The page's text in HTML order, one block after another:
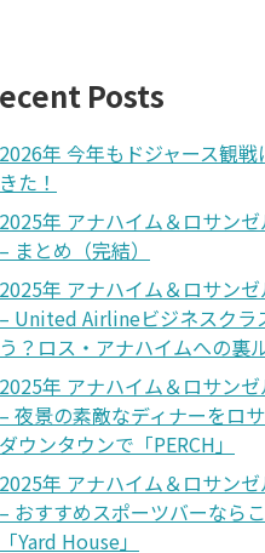
Posts
2026年 今年もドジャース観戦
きた！
2025年 アナハイム＆ロサン
– まとめ（完結）
2025年 アナハイム＆ロサン
– United Airlineビジネスクラ
う？ロス・アナハイムへの裏
2025年 アナハイム＆ロサン
– 夜景の素敵なディナーをロ
ダウンタウンで「PERCH」
2025年 アナハイム＆ロサン
– おすすめスポーツバーなら
「Yard House」